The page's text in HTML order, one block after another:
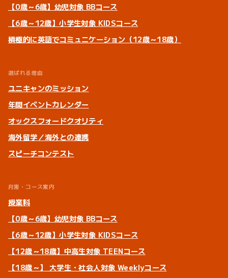
【0歳～6歳】幼児対象 BBコース
【6歳～12歳】小学生対象 KIDSコース
積極的に英語でコミュニケーション（12歳～18歳）
選ばれる理由
ユニキャンのミッション
年間イベントカレンダー
オックスフォードクオリティ
海外留学／海外との連携
スピーチコンテスト
月謝・コース案内
授業料
【0歳～6歳】幼児対象 BBコース
【6歳～12歳】小学生対象 KIDSコース
【12歳～18歳】中高生対象 TEENコース
【18歳～】 大学生・社会人対象 Weeklyコース